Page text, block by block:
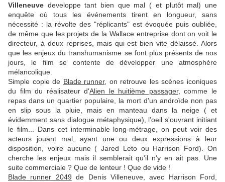
Villeneuve developpe tant bien que mal ( et plutôt mal) une
enquête où tous les événements tirent en longueur, sans
nécessité : la révolte des "réplicants" est évoquée puis oubliée,
de même que les projets de la Wallace entreprise dont on voit le
directeur, à deux reprises, mais qui est bien vite délaissé. Alors
que les enjeux du transhumanisme se font plus présents de nos
jours, le film se contente de développer une atmosphère
mélancolique.
Simple copie de Blade runner, on retrouve les scènes iconiques
du film du réalisateur d'Alien le huitième passager, comme le
repas dans un quartier populaire, la mort d'un androïde non pas
en slip sous la pluie, mais en manteau dans la neige ( et
évidemment sans dialogue métaphysique), l'oeil s'ouvrant initiant
le film... Dans cet interminable long-métrage, on peut voir des
acteurs jouant mal, ayant une ou deux expressions à leur
disposition, voire aucune ( Jared Leto ou Harrison Ford). On
cherche les enjeux mais il semblerait qu'il n'y en ait pas. Une
suite commerciale ? Que de lenteur ! Que de vide !
Blade runner 2049 de Denis Villeneuve, avec Harrison Ford,